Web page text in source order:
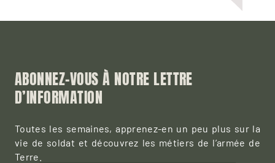
ABONNEZ-VOUS À NOTRE LETTRE
D’INFORMATION
Toutes les semaines, apprenez-en un peu plus sur la
vie de soldat et découvrez les métiers de l’armée de
Terre.